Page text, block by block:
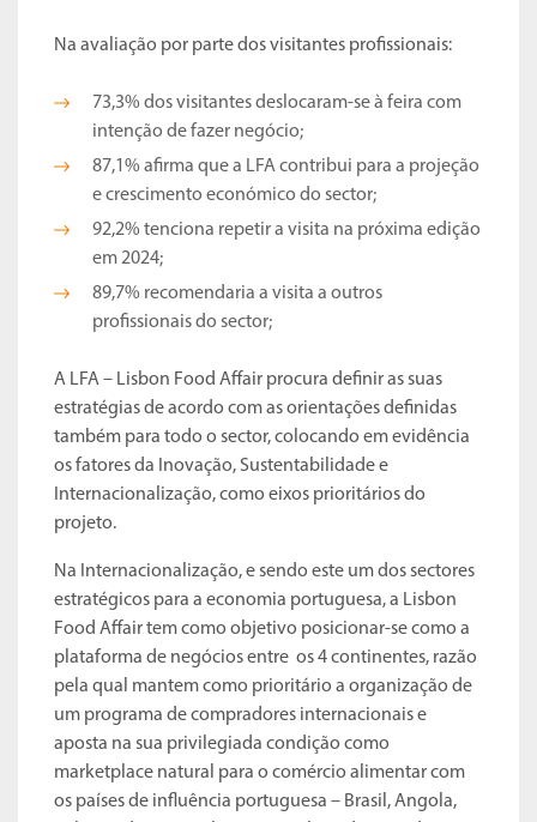
Na avaliação por parte dos visitantes profissionais:
73,3% dos visitantes deslocaram-se à feira com
intenção de fazer negócio;
87,1% afirma que a LFA contribui para a projeção
e crescimento económico do sector;
92,2% tenciona repetir a visita na próxima edição
em 2024;
89,7% recomendaria a visita a outros
profissionais do sector;
A LFA – Lisbon Food Affair procura definir as suas
estratégias de acordo com as orientações definidas
também para todo o sector, colocando em evidência
os fatores da Inovação, Sustentabilidade e
Internacionalização, como eixos prioritários do
projeto.
Na Internacionalização, e sendo este um dos sectores
estratégicos para a economia portuguesa, a Lisbon
Food Affair tem como objetivo posicionar-se como a
plataforma de negócios entre os 4 continentes, razão
pela qual mantem como prioritário a organização de
um programa de compradores internacionais e
aposta na sua privilegiada condição como
marketplace natural para o comércio alimentar com
os países de influência portuguesa – Brasil, Angola,